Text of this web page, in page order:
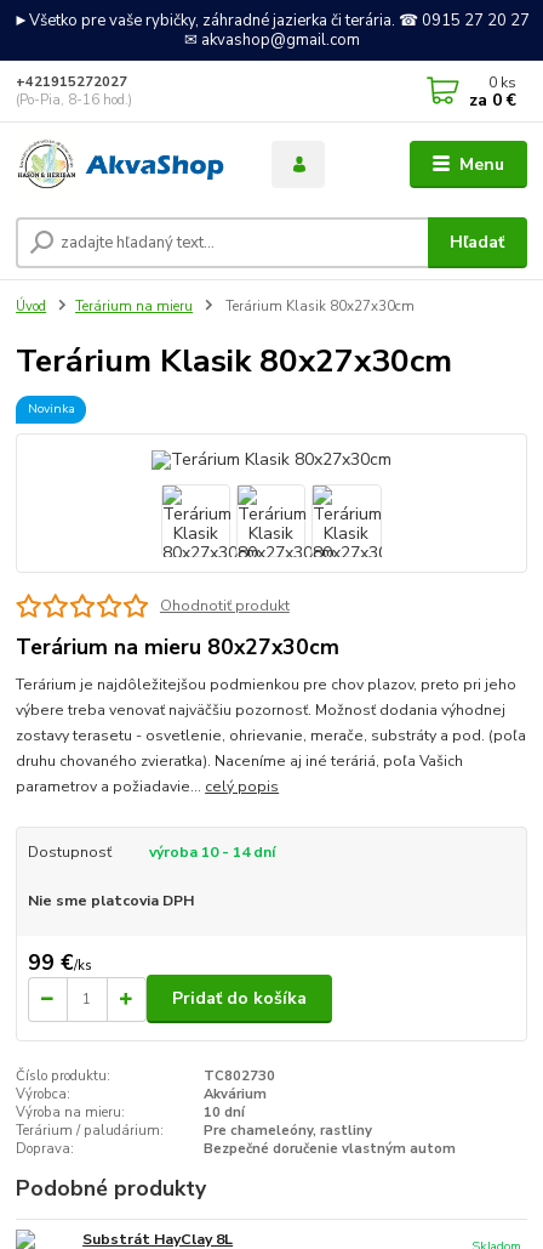
►Všetko pre vaše rybičky, záhradné jazierka či terária. ☎ 0915 27 20 27
✉ akvashop@gmail.com
Menu
Hľadať
+421915272027
(Po-Pia, 8-16 hod.)
0 ks
za 0 €
Úvod Terárium na mieru Terárium Klasik 80x27x30cm
Terárium Klasik 80x27x30cm
Novinka
Ohodnotiť produkt
Terárium na mieru 80x27x30cm
Terárium je najdôležitejšou podmienkou pre chov plazov, preto pri jeho
výbere treba venovať najväčšiu pozornosť. Možnosť dodania výhodnej
zostavy terasetu - osvetlenie, ohrievanie, merače, substráty a pod. (poľa
druhu chovaného zvieratka). Naceníme aj iné teráriá, poľa Vašich
parametrov a požiadavie... celý popis
Dostupnosť výroba 10 - 14 dní
Nie sme platcovia DPH
99 €/ks
Pridať do košíka
Číslo produktu:
TC802730
Výrobca:
Akvárium
Výroba na mieru:
10 dní
Terárium / paludárium:
Pre chameleóny, rastliny
Doprava:
Bezpečné doručenie vlastným autom
Podobné produkty
Substrát HayClay 8L